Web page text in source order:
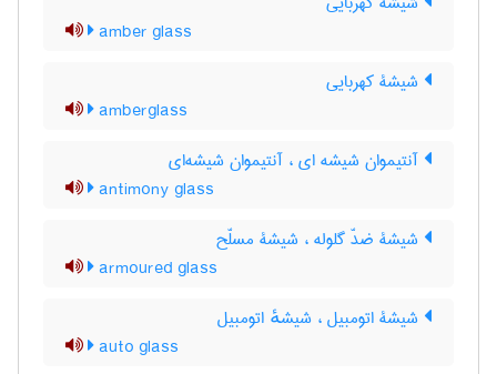
amber glass
شیشۀ کهربایی
amberglass
آنتیموان شیشه ای ، آنتیموان شیشه‌ای
antimony glass
شیشۀ ضدّ گلوله ، شیشۀ مسلّح
armoured glass
شیشۀ اتومبیل ، شیشهٔ اتومبیل
auto glass